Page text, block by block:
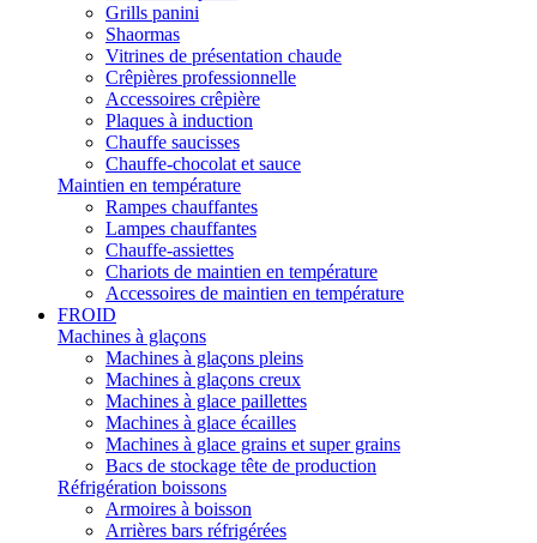
Grills panini
Shaormas
Vitrines de présentation chaude
Crêpières professionnelle
Accessoires crêpière
Plaques à induction
Chauffe saucisses
Chauffe-chocolat et sauce
Maintien en température
Rampes chauffantes
Lampes chauffantes
Chauffe-assiettes
Chariots de maintien en température
Accessoires de maintien en température
FROID
Machines à glaçons
Machines à glaçons pleins
Machines à glaçons creux
Machines à glace paillettes
Machines à glace écailles
Machines à glace grains et super grains
Bacs de stockage tête de production
Réfrigération boissons
Armoires à boisson
Arrières bars réfrigérées